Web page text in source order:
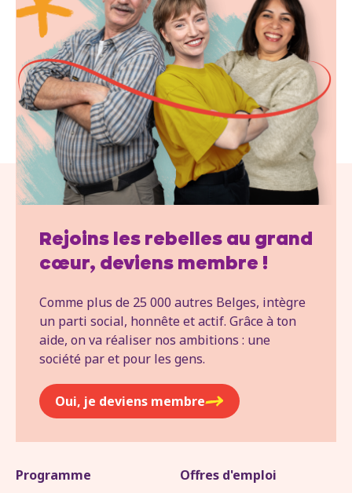
Rejoins les rebelles au grand
cœur, deviens membre !
Comme plus de 25 000 autres Belges, intègre
un parti social, honnête et actif. Grâce à ton
aide, on va réaliser nos ambitions : une
société par et pour les gens.
Oui, je deviens membre
Programme Offres d'emploi